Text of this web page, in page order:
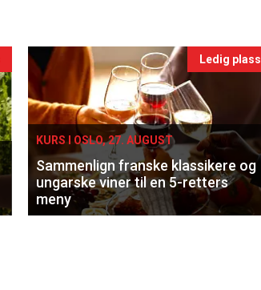
Ledig plass
KURS I OSLO, 27. AUGUST
Sammenlign franske klassikere og
ungarske viner til en 5-retters
meny